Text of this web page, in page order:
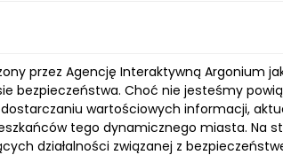
przez Agencję Interaktywną Argonium
bezpieczeństwa. Choć nie jesteśmy
wartościowych informacji,
tego dynamicznego miasta. Na
działalności związanej z